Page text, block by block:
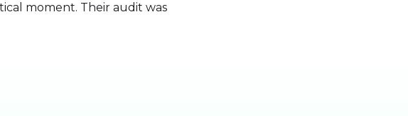
moment. Their audit was